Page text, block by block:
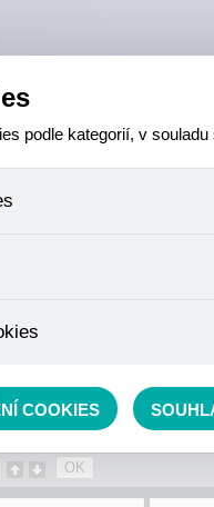
RYBÁŘSKÝ SORTIMENT
podle kategorií, v
ovládání filtrů a
odebrat.
cookies nelze přiřadit
COOKIES